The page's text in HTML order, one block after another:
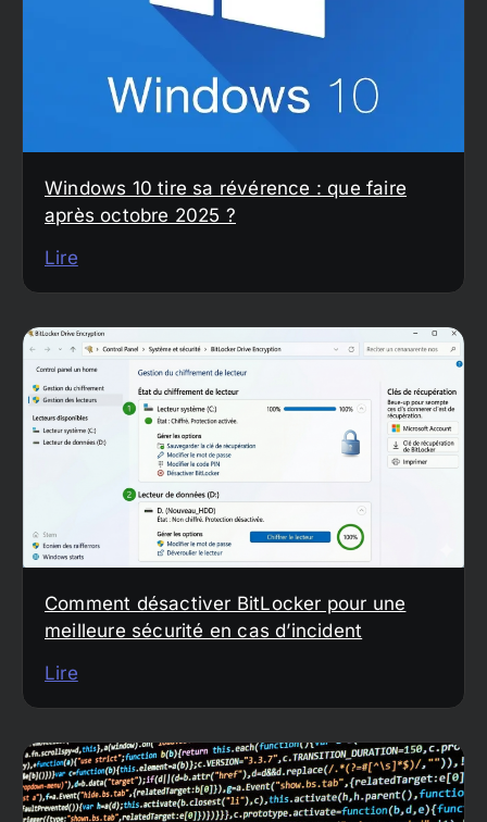
Windows 10 tire sa révérence : que faire
après octobre 2025 ?
Lire
Comment désactiver BitLocker pour une
meilleure sécurité en cas d’incident
Lire